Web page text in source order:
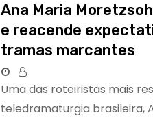
Ana Maria
e reacende
tramas marcantes
Uma das roteiristas mais
teledramaturgia brasileira,